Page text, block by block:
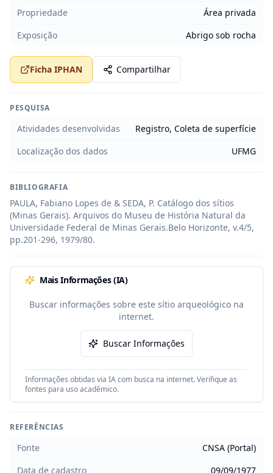
Propriedade
Área privada
Exposição
Abrigo sob rocha
Ficha IPHAN Compartilhar
PESQUISA
Atividades desenvolvidas
Registro, Coleta de superfície
Localização dos dados
UFMG
BIBLIOGRAFIA
PAULA, Fabiano Lopes de & SEDA, P. Catálogo dos sítios
(Minas Gerais). Arquivos do Museu de História Natural da
Universidade Federal de Minas Gerais.Belo Horizonte, v.4/5,
pp.201-296, 1979/80.
Mais Informações (IA)
Buscar informações sobre este sítio arqueológico na
internet.
Buscar Informações
Informações obtidas via IA com busca na internet. Verifique as
fontes para uso acadêmico.
REFERÊNCIAS
Fonte
CNSA (Portal)
Data de cadastro
09/09/1977